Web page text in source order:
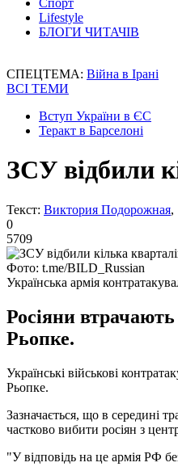
Спорт
Lifestyle
БЛОГИ ЧИТАЧІВ
СПЕЦТЕМА: Війна в Ірані
ВСІ ТЕМИ
Вступ України в ЄС
Теракт в Барселоні
ЗСУ відбили
Текст: Виктория Подорожная,
0
5709
Фото: t.me/BILD_Russian
Українська армія
Росіяни
Рьопке.
Українські військові
Рьопке.
Зазначається, що в середині
частково вибити росіян з
"У відповідь на це армія РФ